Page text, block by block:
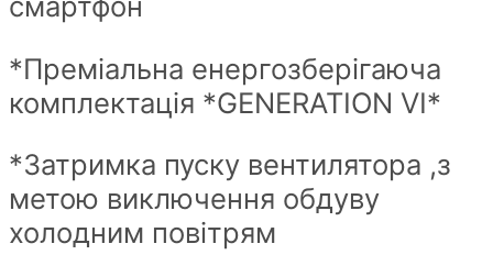
20
quantity
*Преміальна енергозберігаюча
комплектація *GENERATION VI*
*Затримка пуску вентилятора ,з
метою виключення обдуву
холодним повітрям